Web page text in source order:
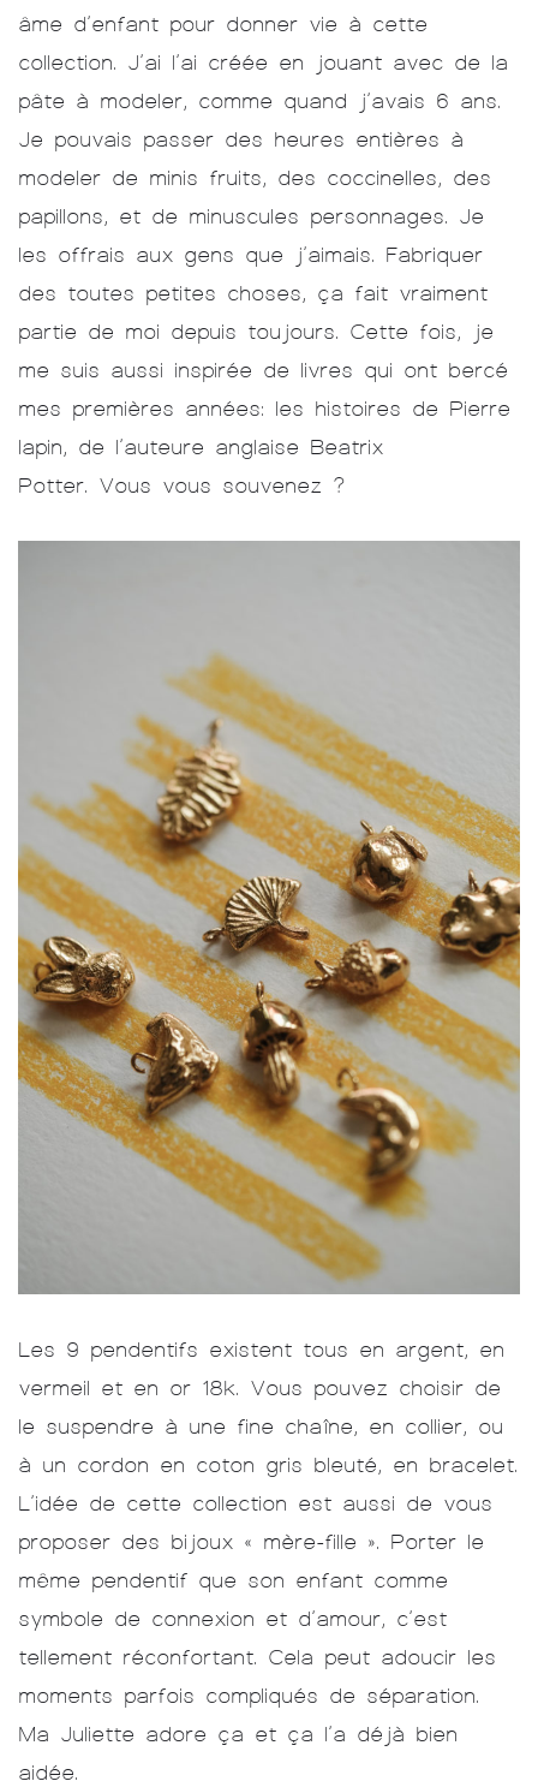
âme d’enfant pour donner vie à cette
collection. J’ai l’ai créée en jouant avec de la
pâte à modeler, comme quand j’avais 6 ans.
Je pouvais passer des heures entières à
modeler de minis fruits, des coccinelles, des
papillons, et de minuscules personnages. Je
les offrais aux gens que j’aimais. Fabriquer
des toutes petites choses, ça fait vraiment
partie de moi depuis toujours. Cette fois, je
me suis aussi inspirée de livres qui ont bercé
mes premières années: les histoires de Pierre
lapin, de l’auteure anglaise Beatrix
Potter. Vous vous souvenez ?
Les 9 pendentifs existent tous en argent, en
vermeil et en or 18k. Vous pouvez choisir de
le suspendre à une fine chaîne, en collier, ou
à un cordon en coton gris bleuté, en bracelet.
L’idée de cette collection est aussi de vous
proposer des bijoux « mère-fille ». Porter le
même pendentif que son enfant comme
symbole de connexion et d’amour, c’est
tellement réconfortant. Cela peut adoucir les
moments parfois compliqués de séparation.
Ma Juliette adore ça et ça l’a déjà bien
aidée.